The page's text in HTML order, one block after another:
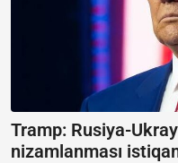
Tramp: Rusiya-
nizamlanması